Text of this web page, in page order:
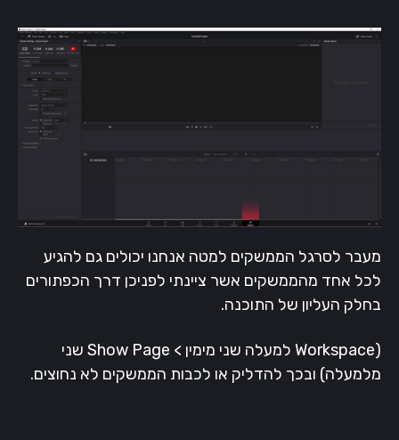
מעבר לסרגל הממשקים למטה אנחנו יכולים גם להגיע
לכל אחד מהממשקים אשר ציינתי לפניכן דרך הכפתורים
בחלק העליון של התוכנה.
(Workspace למעלה שני מימין > Show Page שני
מלמעלה) ובכך להדליק או לכבות הממשקים לא נחוצים.